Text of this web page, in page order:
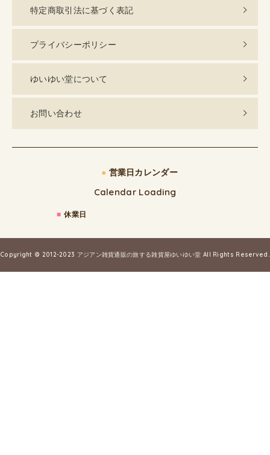
特定商取引法に基づく表記
プライバシーポリシー
ゆいゆい堂について
お問い合わせ
● 営業日カレンダー
Calendar Loading
■ 休業日
Copyright © 2012-2023 アジアン雑貨通販の旅する雑貨屋ゆいゆい堂 All Rights Reserved.